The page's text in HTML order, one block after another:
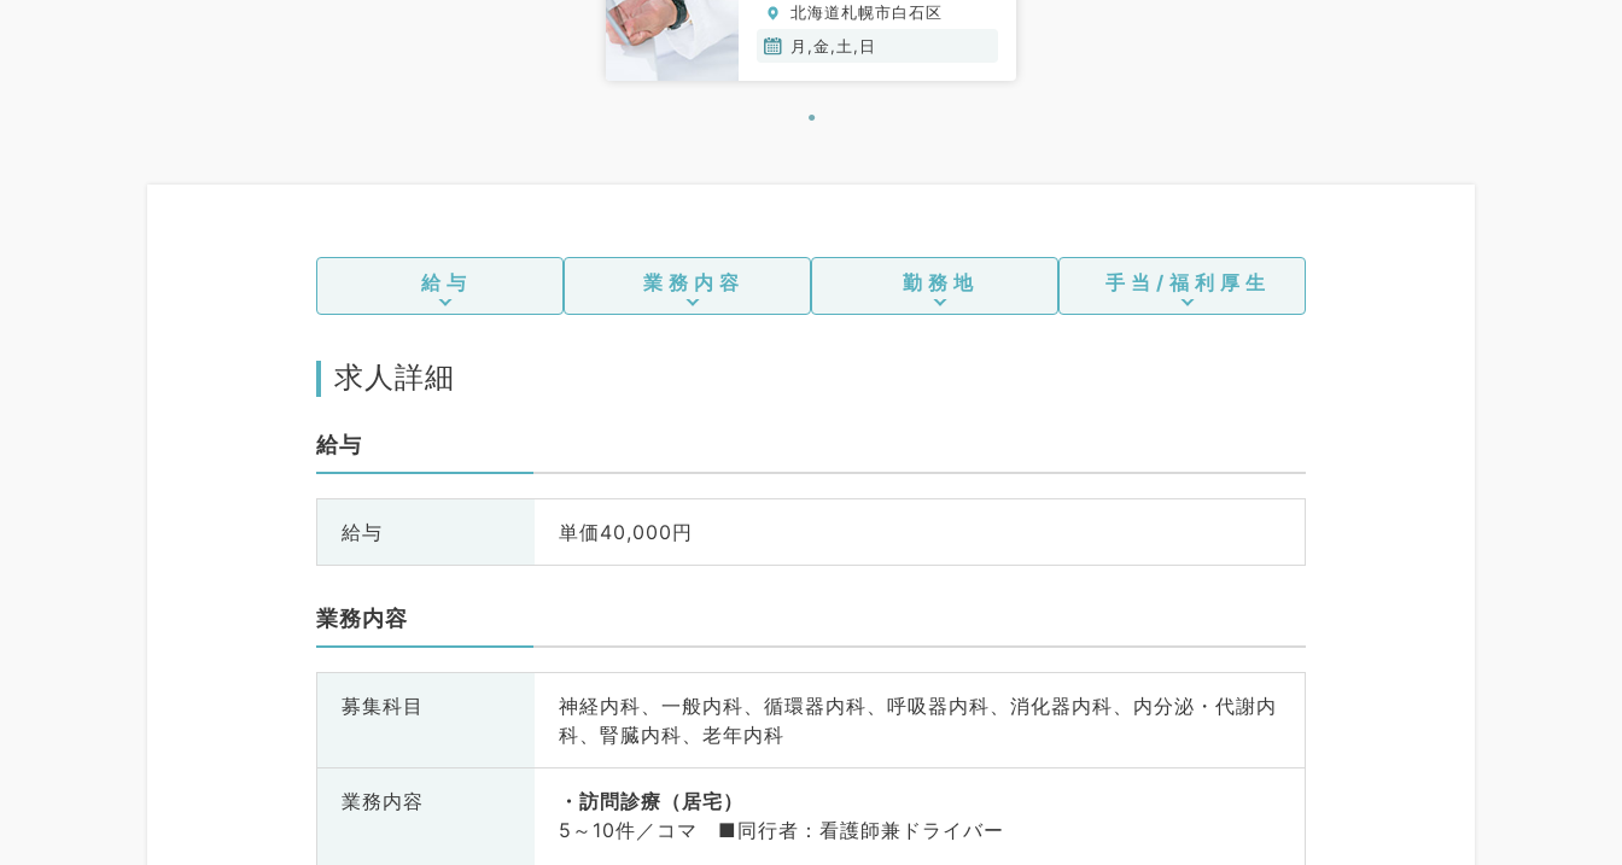
科、腎臓内科、老年内科、
科目不問
北海道札幌市白石区
月,金,土,日
給与 業務内容 勤務地 手当/福利厚生
求人詳細
給与
給与 単価40,000円
業務内容
募集科目
神経内科、一般内科、循環器内科、呼吸器内科、消化器内科、内分泌・代謝内
科、腎臓内科、老年内科
業務内容
訪問診療（居宅）
5～10件／コマ ■同行者：看護師兼ドライバー